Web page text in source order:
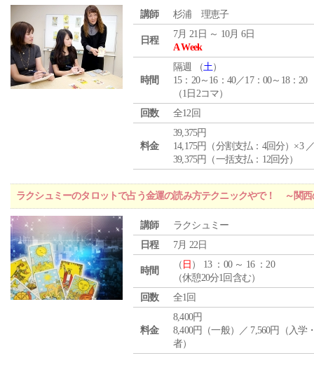
講師 杉浦 理恵子
日程
7月 21日 ～ 10月 6日
A Week
時間
隔週 （土）
15：20～16：40／17：00～18：20
（1日2コマ）
回数
全12回
料金
39,375円
14,175円（分割支払：4回分）×3
39,375円（一括支払：12回分）
ラクシュミーのタロットで占う金運の読み方テクニックやで！ ～関
講師
ラクシュミー
日程
7月 22日
時間
（ 日 ） 13 ：00 ～ 16 ：20
（休憩20分1回含む）
回数
全1回
料金
8,400円
8,400円（一般）／ 7,560円（入学
者）